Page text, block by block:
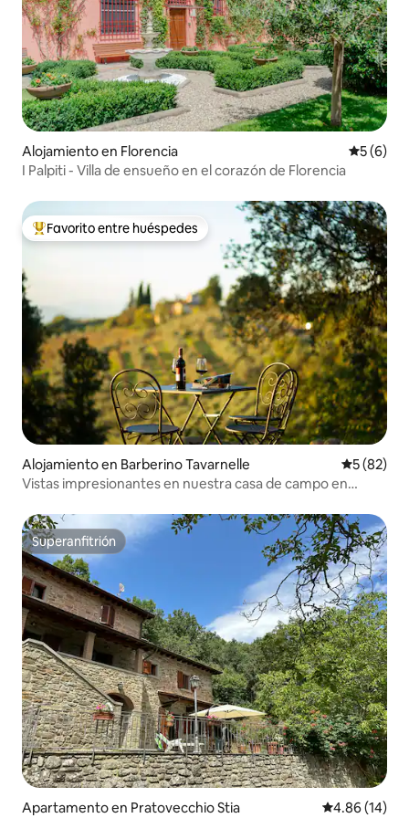
Alojamiento en Florencia
5 (6)
I Palpiti - Villa de ensueño en el corazón de Florencia
Favorito entre huéspedes preferido
Favorito entre huéspedes
Alojamiento en Barberino Tavarnelle
5 (82)
Vistas impresionantes en nuestra casa de campo en
Superanfitrión
Superanfitrión
Apartamento en Pratovecchio Stia Calificación
4.86 (14)